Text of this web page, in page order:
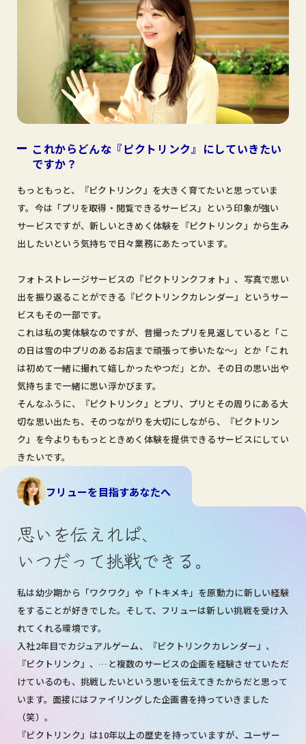
これからどんな『ピクトリンク』にしていきたい
ですか？
もっともっと、『ピクトリンク』を大きく育てたいと思っていま
す。今は「プリを取得・閲覧できるサービス」という印象が強い
サービスですが、新しいときめく体験を『ピクトリンク』から生み
出したいという気持ちで日々業務にあたっています。
フォトストレージサービスの『ピクトリンクフォト』、写真で思い
出を振り返ることができる『ピクトリンクカレンダー』というサー
ビスもその一部です。
これは私の実体験なのですが、昔撮ったプリを見返していると「こ
の日は雪の中プリのあるお店まで頑張って歩いたな～」とか「これ
は初めて一緒に撮れて嬉しかったやつだ」とか、その日の思い出や
気持ちまで一緒に思い浮かびます。
そんなふうに、『ピクトリンク』とプリ、プリとその周りにある大
切な思い出たち、そのつながりを大切にしながら、『ピクトリン
ク』を今よりももっとときめく体験を提供できるサービスにしてい
きたいです。
フリューを目指すあなたへ
思いを伝えれば、
いつだって挑戦できる。
私は幼少期から「ワクワク」や「トキメキ」を原動力に新しい経験
をすることが好きでした。そして、フリューは新しい挑戦を受け入
れてくれる環境です。
入社2年目でカジュアルゲーム、『ピクトリンクカレンダー』、
『ピクトリンク』、…と複数のサービスの企画を経験させていただ
けているのも、挑戦したいという思いを伝えてきたからだと思って
います。面接にはファイリングした企画書を持っていきました
（笑）。
『ピクトリンク』は10年以上の歴史を持っていますが、ユーザー